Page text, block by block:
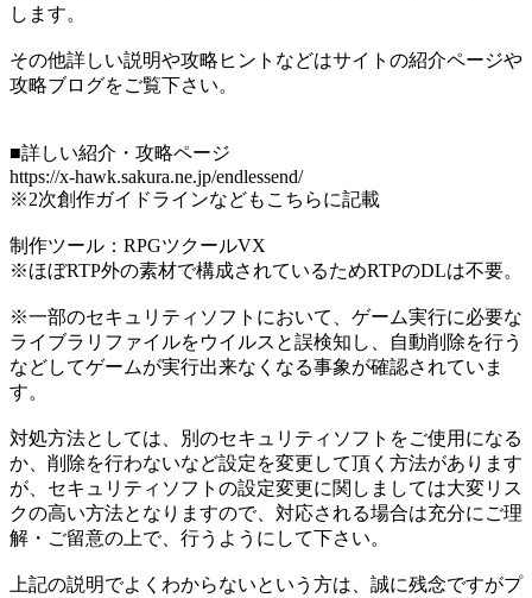
します。
その他詳しい説明や攻略ヒントなどはサイトの紹介ページや
攻略ブログをご覧下さい。
■詳しい紹介・攻略ページ
https://x-hawk.sakura.ne.jp/endlessend/
※2次創作ガイドラインなどもこちらに記載
制作ツール：RPGツクールVX
※ほぼRTP外の素材で構成されているためRTPのDLは不要。
※一部のセキュリティソフトにおいて、ゲーム実行に必要な
ライブラリファイルをウイルスと誤検知し、自動削除を行う
などしてゲームが実行出来なくなる事象が確認されていま
す。
対処方法としては、別のセキュリティソフトをご使用になる
か、削除を行わないなど設定を変更して頂く方法があります
が、セキュリティソフトの設定変更に関しましては大変リス
クの高い方法となりますので、対応される場合は充分にご理
解・ご留意の上で、行うようにして下さい。
上記の説明でよくわからないという方は、誠に残念ですがプ